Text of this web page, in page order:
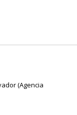
(Agencia